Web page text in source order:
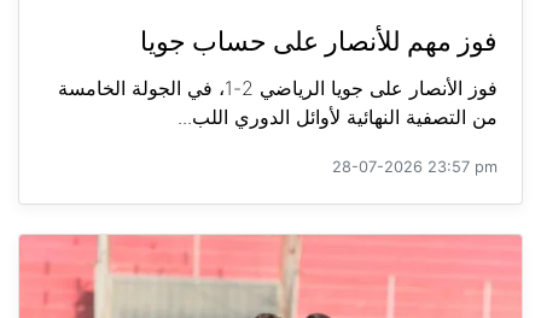
فوز مهم للأنصار على حساب جويا
فوز الأنصار على جويا الرياضي 2-1، في الجولة الخامسة
من التصفية النهائية لأوائل الدوري اللب...
28-07-2026 23:57 pm